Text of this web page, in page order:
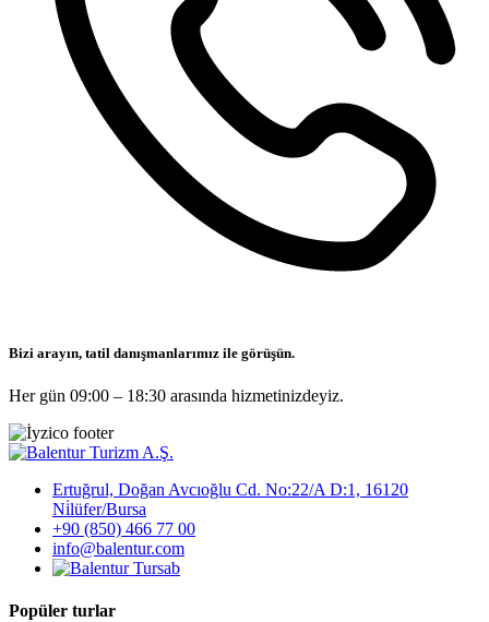
Bizi arayın, tatil danışmanlarımız ile görüşün.
Her gün 09:00 – 18:30 arasında hizmetinizdeyiz.
Ertuğrul, Doğan Avcıoğlu Cd. No:22/A D:1, 16120
Ni̇lüfer/Bursa
+90 (850) 466 77 00
info@balentur.com
Popüler turlar